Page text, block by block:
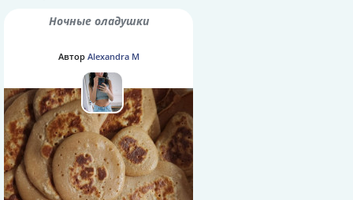
Ночные оладушки
Автор Alexandra M